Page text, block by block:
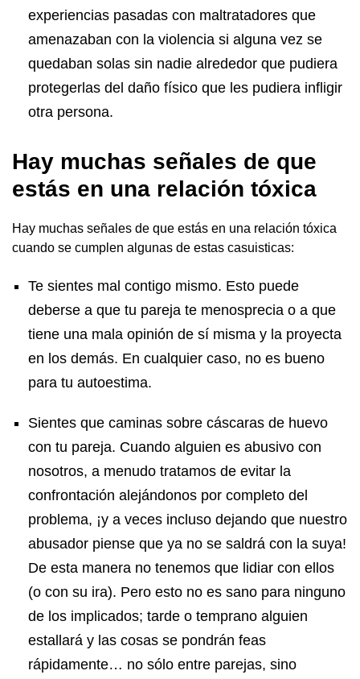
experiencias pasadas con maltratadores que
amenazaban con la violencia si alguna vez se
quedaban solas sin nadie alrededor que pudiera
protegerlas del daño físico que les pudiera infligir
otra persona.
Hay muchas señales de que
estás en una relación tóxica
Hay muchas señales de que estás en una relación tóxica
cuando se cumplen algunas de estas casuisticas:
Te sientes mal contigo mismo. Esto puede
deberse a que tu pareja te menosprecia o a que
tiene una mala opinión de sí misma y la proyecta
en los demás. En cualquier caso, no es bueno
para tu autoestima.
Sientes que caminas sobre cáscaras de huevo
con tu pareja. Cuando alguien es abusivo con
nosotros, a menudo tratamos de evitar la
confrontación alejándonos por completo del
problema, ¡y a veces incluso dejando que nuestro
abusador piense que ya no se saldrá con la suya!
De esta manera no tenemos que lidiar con ellos
(o con su ira). Pero esto no es sano para ninguno
de los implicados; tarde o temprano alguien
estallará y las cosas se pondrán feas
rápidamente… no sólo entre parejas, sino